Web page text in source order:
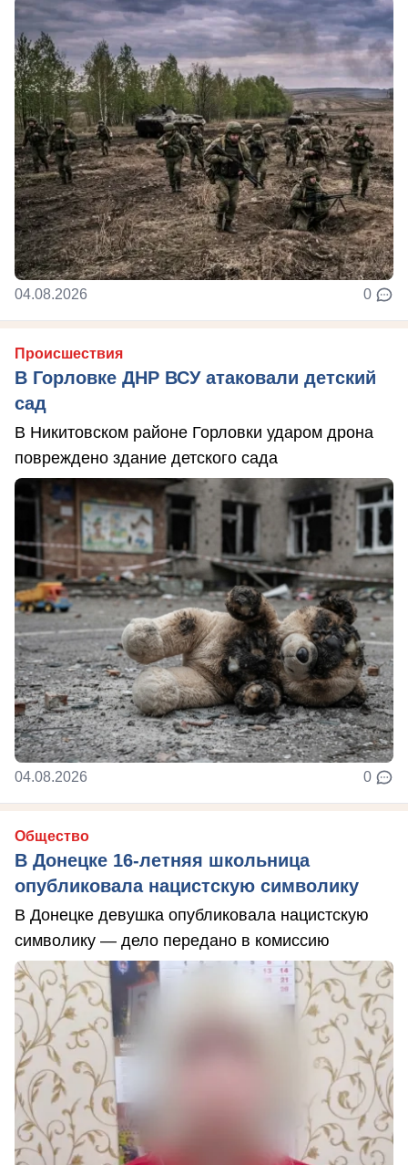
04.08.2026 0
Происшествия
В Горловке ДНР ВСУ атаковали детский
сад
В Никитовском районе Горловки ударом дрона
повреждено здание детского сада
04.08.2026 0
Общество
В Донецке 16-летняя школьница
опубликовала нацистскую символику
В Донецке девушка опубликовала нацистскую
символику — дело передано в комиссию